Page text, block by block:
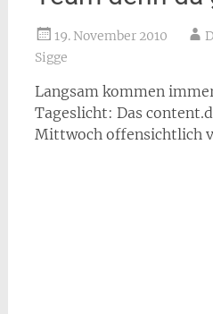
19. November 2010
Sigge
Langsam kommen
Tageslicht: Das
Mittwoch offensichtlich